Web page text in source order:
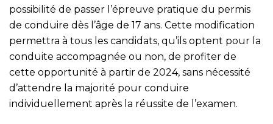
possibilité de passer l’épreuve pratique du permis
de conduire dès l’âge de 17 ans. Cette modification
permettra à tous les candidats, qu’ils optent pour la
conduite accompagnée ou non, de profiter de
cette opportunité à partir de 2024, sans nécessité
d’attendre la majorité pour conduire
individuellement après la réussite de l’examen.